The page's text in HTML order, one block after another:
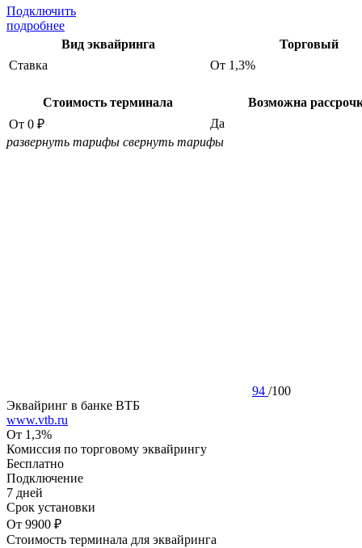
Подключить
подробнее
Вид эквайринга
Торговый
Ставка
От 1,3%
Стоимость терминала
Возможна
От 0 ₽
Да
развернуть тарифы свернуть тарифы
94 /100
Эквайринг в банке ВТБ
www.vtb.ru
От 1,3%
Комиссия по торговому эквайрингу
Бесплатно
Подключение
7 дней
Срок установки
От 9900 ₽
Стоимость терминала для эквайринга